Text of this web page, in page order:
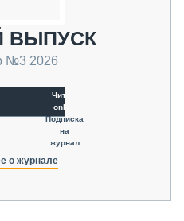
ВЫПУСК
№3 2026
Читать
online
Подписка
на
журнал
о журнале